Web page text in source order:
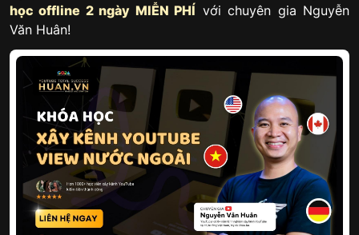
học offline 2 ngày MIỄN PHÍ với chuyên gia Nguyễn
Văn Huân!